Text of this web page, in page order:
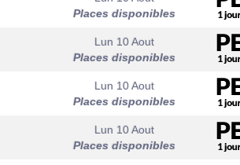
Places disponibles
Lun 10 Aout
Places disponibles
Lun 10 Aout
Places disponibles
Lun 10 Aout
Places disponibles